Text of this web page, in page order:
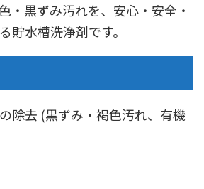
・黒ずみ汚れを、安心・安全・
貯水槽洗浄剤です。
除去 (黒ずみ・褐色汚れ、有機